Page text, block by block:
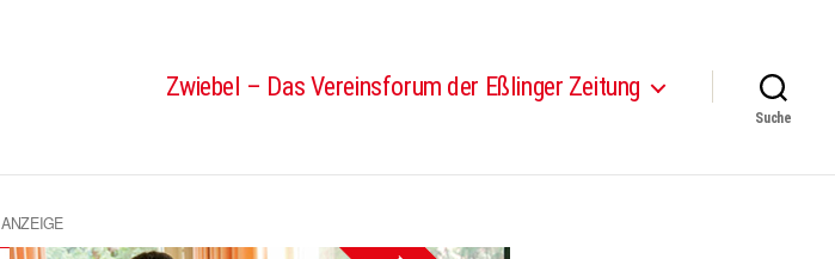
Zwiebel – Das Vereinsforum der Eßlinger Zeitung
Suche
ANZEIGE